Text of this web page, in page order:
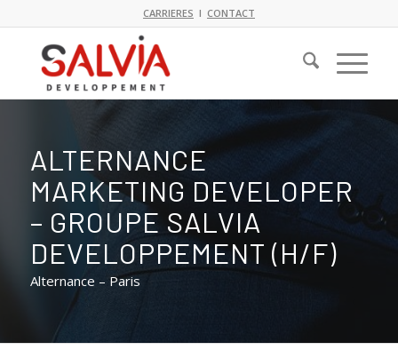
CARRIERES I CONTACT
ALTERNANCE
MARKETING DEVELOPER
– GROUPE SALVIA
DEVELOPPEMENT (H/F)
Alternance – Paris